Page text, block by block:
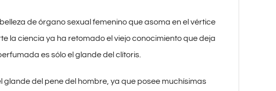
de órgano sexual femenino que asoma en el vértice
la ciencia ya ha retomado el viejo conocimiento que deja
es sólo el glande del clítoris.
glande del pene del hombre, ya que posee muchísimas